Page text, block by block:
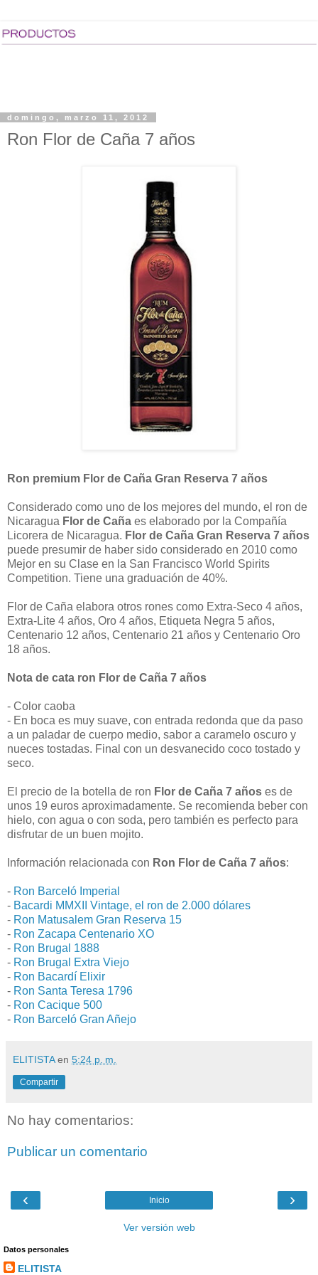
domingo, marzo 11, 2012
Ron Flor de Caña 7 años
Ron premium Flor de Caña Gran Reserva 7 años
Considerado como uno de los mejores del mundo, el ron de
Nicaragua Flor de Caña es elaborado por la Compañía
Licorera de Nicaragua. Flor de Caña Gran Reserva 7 años
puede presumir de haber sido considerado en 2010 como
Mejor en su Clase en la San Francisco World Spirits
Competition. Tiene una graduación de 40%.
Flor de Caña elabora otros rones como Extra-Seco 4 años,
Extra-Lite 4 años, Oro 4 años, Etiqueta Negra 5 años,
Centenario 12 años, Centenario 21 años y Centenario Oro
18 años.
Nota de cata ron Flor de Caña 7 años
- Color caoba
- En boca es muy suave, con entrada redonda que da paso
a un paladar de cuerpo medio, sabor a caramelo oscuro y
nueces tostadas. Final con un desvanecido coco tostado y
seco.
El precio de la botella de ron Flor de Caña 7 años es de
unos 19 euros aproximadamente. Se recomienda beber con
hielo, con agua o con soda, pero también es perfecto para
disfrutar de un buen mojito.
Información relacionada con Ron Flor de Caña 7 años:
- Ron Barceló Imperial
- Bacardi MMXII Vintage, el ron de 2.000 dólares
- Ron Matusalem Gran Reserva 15
- Ron Zacapa Centenario XO
- Ron Brugal 1888
- Ron Brugal Extra Viejo
- Ron Bacardí Elixir
- Ron Santa Teresa 1796
- Ron Cacique 500
- Ron Barceló Gran Añejo
ELITISTA en 5:24 p. m.
Compartir
No hay comentarios:
Publicar un comentario
‹ ›
Inicio
Ver versión web
Datos personales
ELITISTA